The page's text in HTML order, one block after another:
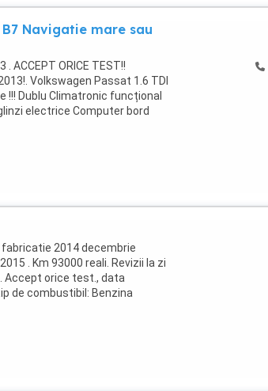
Navigatie mare sau
ACCEPT ORICE TEST!!
Volkswagen Passat 1.6 TDI
!!! Dublu Climatronic funcțional
electrice Computer bord
fabricatie 2014 decembrie
. Km 93000 reali. Revizii la zi
orice test., data
de combustibil: Benzina